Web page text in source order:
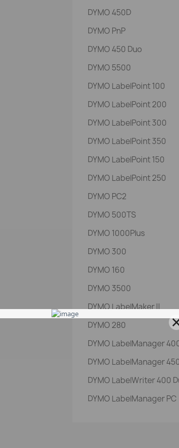
DYMO 450D
DYMO PnP
DYMO 450 Duo
DYMO 5500
DYMO LabelPoint 100
DYMO LabelPoint 200
DYMO LabelPoint 300
DYMO LabelPoint 350
DYMO LabelPoint 150
DYMO LabelPoint 250
DYMO PC2
DYMO 500TS
DYMO 1000Plus
DYMO 300
DYMO 160
DYMO 3500
DYMO LabelMaker II
DYMO 280
DYMO LabelManager
DYMO LabelManager
DYMO LabelWriter 400
DYMO LabelManager PC